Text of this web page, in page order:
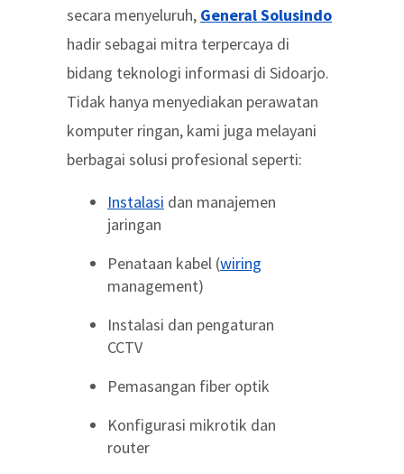
secara menyeluruh, General Solusindo
hadir sebagai mitra terpercaya di
bidang teknologi informasi di Sidoarjo.
Tidak hanya menyediakan perawatan
komputer ringan, kami juga melayani
berbagai solusi profesional seperti:
Instalasi dan manajemen
jaringan
Penataan kabel (wiring
management)
Instalasi dan pengaturan
CCTV
Pemasangan fiber optik
Konfigurasi mikrotik dan
router